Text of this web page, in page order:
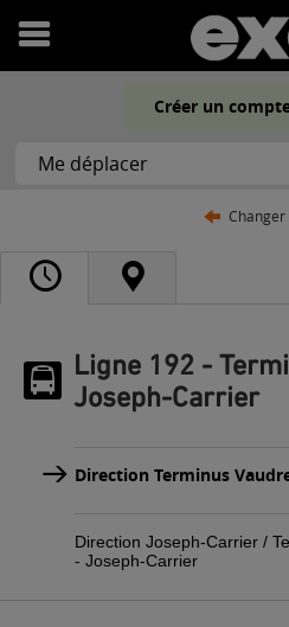
Ouvrir
menu
Créer un
Changer
Ligne 192 -
Joseph-Carrier
Direction Terminus
Direction Joseph-Carrier /
- Joseph-Carrier